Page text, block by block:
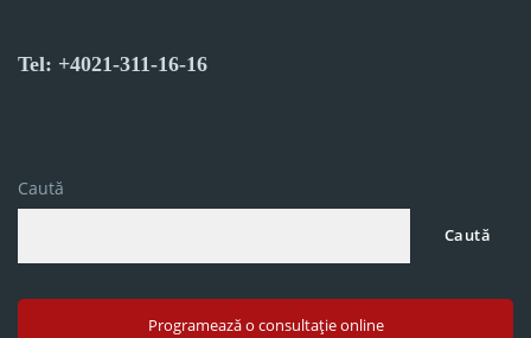
Tel: +4021-311-16-16
Caută
Caută
Programează o consultație online